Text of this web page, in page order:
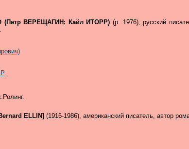
(Петр ВЕРЕЩАГИН; Кайл ИТОРР)(р. 1976), русский
ELLIN] (1916-1986), американский писатель, автор